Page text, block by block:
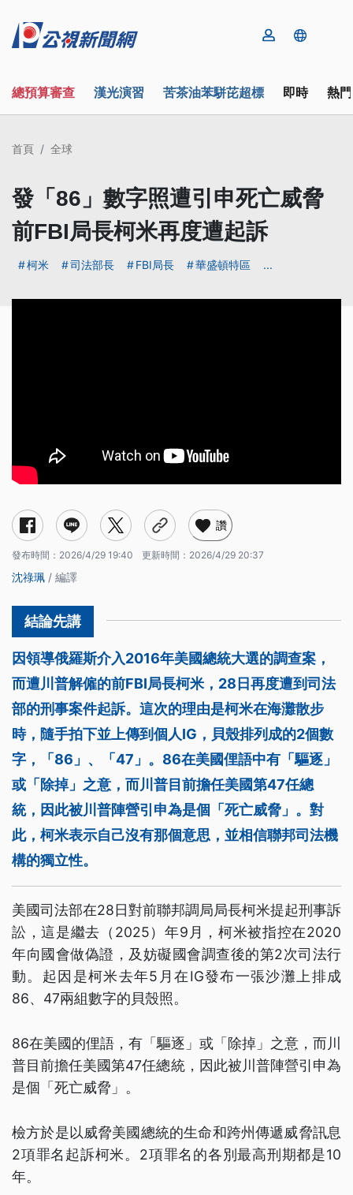
總預算審查 漢光演習 苦茶油苯駢芘超標 即時 熱
首頁 全球
發「86」數字照遭引申死亡威脅
前FBI局長柯米再度遭起訴
柯米 司法部長 FBI局長 華盛頓特區 ...
讚
發布時間： 2026/4/29 19:40 更新時間： 2026/4/29 20:37
沈祿珮 / 編譯
因領導俄羅斯介入2016年美國總統大選的調查案，
而遭川普解僱的前FBI局長柯米，28日再度遭到司法
部的刑事案件起訴。這次的理由是柯米在海灘散步
時，隨手拍下並上傳到個人IG，貝殼排列成的2個數
字，「86」、「47」。86在美國俚語中有「驅逐」
或「除掉」之意，而川普目前擔任美國第47任總
統，因此被川普陣營引申為是個「死亡威脅」。對
此，柯米表示自己沒有那個意思，並相信聯邦司法機
構的獨立性。
美國司法部在28日對前聯邦調局局長柯米提起刑事訴
訟，這是繼去（2025）年9月，柯米被指控在2020
年向國會做偽證，及妨礙國會調查後的第2次司法行
動。起因是柯米去年5月在IG發布一張沙灘上排成
86、47兩組數字的貝殼照。
86在美國的俚語，有「驅逐」或「除掉」之意，而川
普目前擔任美國第47任總統，因此被川普陣營引申為
是個「死亡威脅」。
檢方於是以威脅美國總統的生命和跨州傳遞威脅訊息
2項罪名起訴柯米。2項罪名的各別最高刑期都是10
年。